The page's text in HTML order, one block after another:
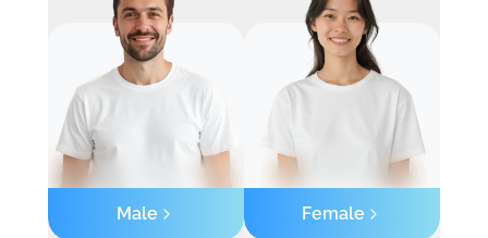
Male Female